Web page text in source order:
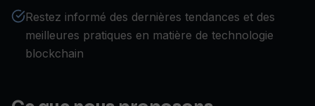
Restez informé des dernières tendances et des
meilleures pratiques en matière de technologie
blockchain